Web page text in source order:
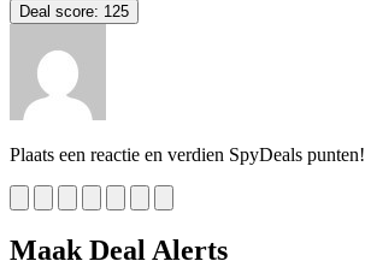
Deal score: 125
Plaats een reactie en verdien SpyDeals punten!
Maak Deal Alerts